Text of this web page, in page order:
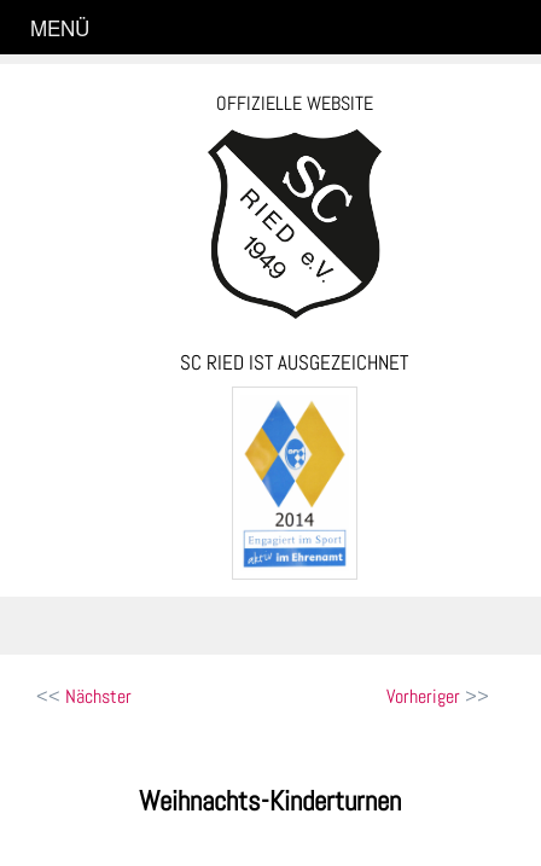
OFFIZIELLE WEBSITE
SC RIED IST AUSGEZEICHNET
MENÜ
Beitragsnavigation Vorheriger
Nächster
Weihnachts-Kinderturnen